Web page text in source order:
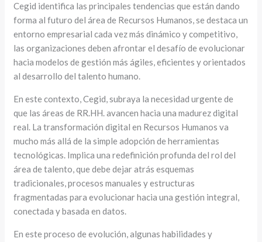
Cegid identifica las principales tendencias que están dando
forma al futuro del área de Recursos Humanos, se destaca un
entorno empresarial cada vez más dinámico y competitivo,
las organizaciones deben afrontar el desafío de evolucionar
hacia modelos de gestión más ágiles, eficientes y orientados
al desarrollo del talento humano.
En este contexto, Cegid, subraya la necesidad urgente de
que las áreas de RR.HH. avancen hacia una madurez digital
real. La transformación digital en Recursos Humanos va
mucho más allá de la simple adopción de herramientas
tecnológicas. Implica una redefinición profunda del rol del
área de talento, que debe dejar atrás esquemas
tradicionales, procesos manuales y estructuras
fragmentadas para evolucionar hacia una gestión integral,
conectada y basada en datos.
En este proceso de evolución, algunas habilidades y